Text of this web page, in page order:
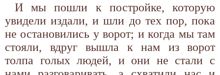
И мы пошли к постройке, которую
увидели издали, и шли до тех пор, пока
не остановились у ворот; и когда мы там
стояли, вдруг вышла к нам из ворот
толпа голых людей, и они не стали с